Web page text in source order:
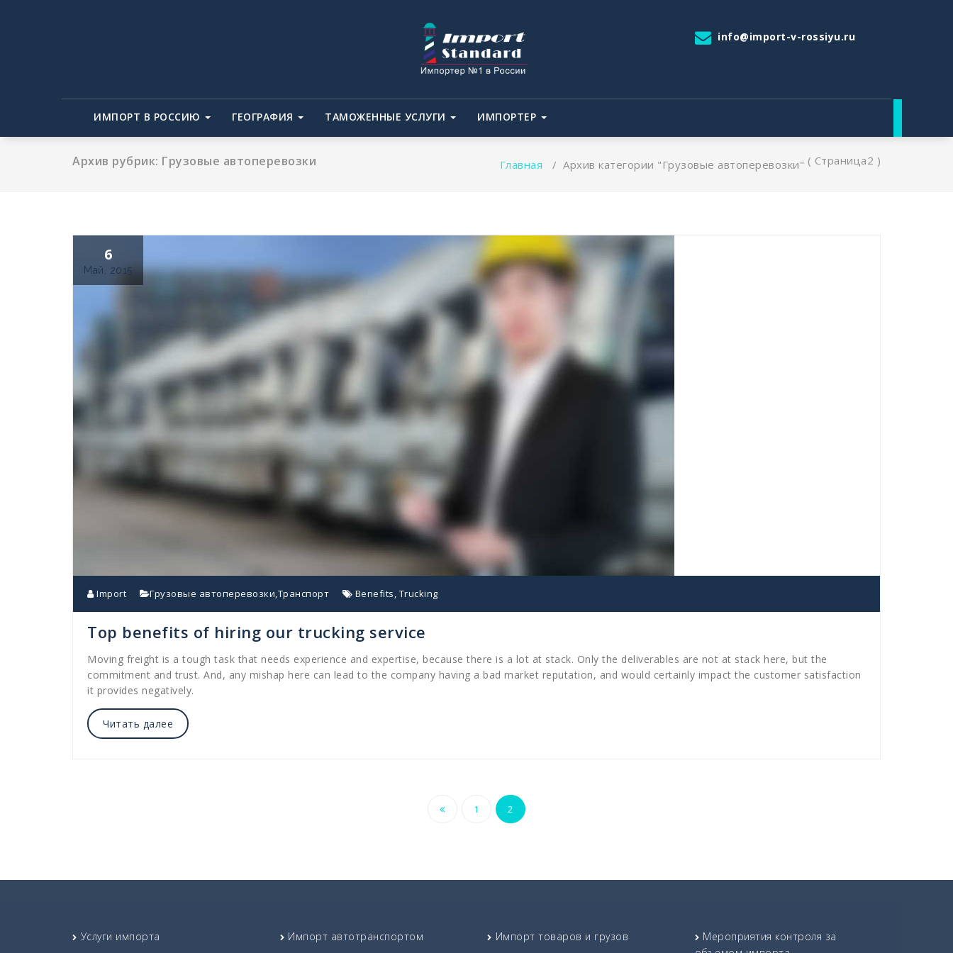
info@import-v-rossiyu.ru
ИМПОРТ В РОССИЮ ГЕОГРАФИЯ ТАМОЖЕННЫЕ УСЛУГИ ИМПОРТЕР
Архив рубрик: Грузовые автоперевозки Главная / Архив категории "Грузовые автоперевозки" ( Страница2 )
6
Май, 2015
Import Грузовые автоперевозки,Транспорт Benefits, Trucking
Top benefits of hiring our trucking service
Moving freight is a tough task that needs experience and expertise, because there is a lot at stack. Only the deliverables are not at stack here, but the
commitment and trust. And, any mishap here can lead to the company having a bad market reputation, and would certainly impact the customer satisfaction
it provides negatively.
Читать далее
Навигация
1 2
Услуги импорта Импорт автотранспортом Импорт товаров и грузов
Мероприятия контроля за